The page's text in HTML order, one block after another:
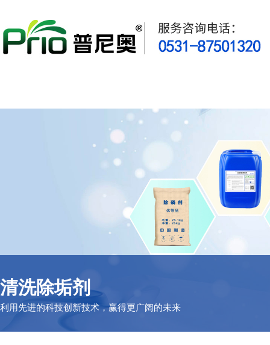
清洗除垢剂
利用先进的科技创新技术，赢得更广阔的未来